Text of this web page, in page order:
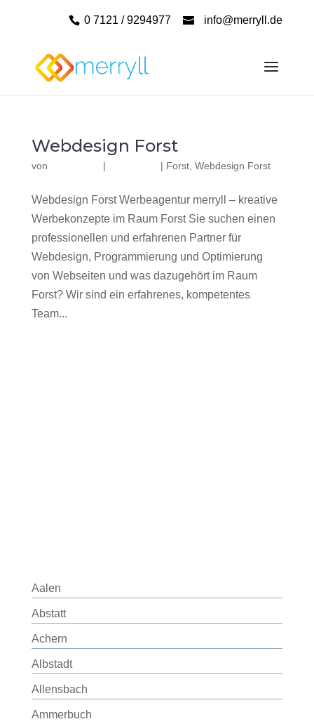
0 7121 / 9294977 info@merryll.de
Webdesign Forst
von | | Forst, Webdesign Forst
Webdesign Forst Werbeagentur merryll – kreative
Werbekonzepte im Raum Forst Sie suchen einen
professionellen und erfahrenen Partner für
Webdesign, Programmierung und Optimierung
von Webseiten und was dazugehört im Raum
Forst? Wir sind ein erfahrenes, kompetentes
Team...
Aalen
Abstatt
Achern
Albstadt
Allensbach
Ammerbuch